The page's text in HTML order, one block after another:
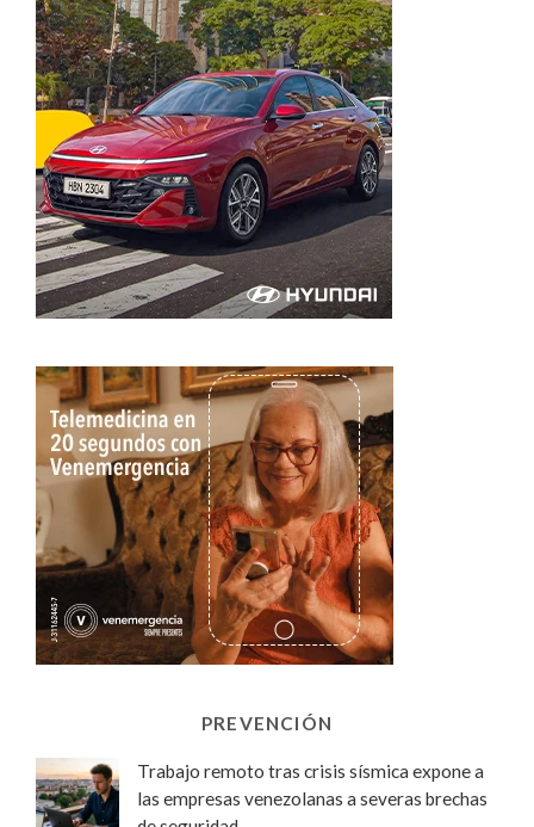
PREVENCIÓN
Trabajo remoto tras crisis sísmica expone a
las empresas venezolanas a severas brechas